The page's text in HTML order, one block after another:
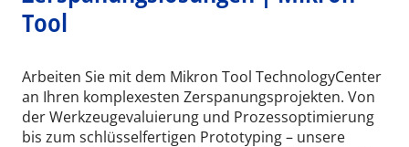
Tool
Arbeiten Sie mit dem Mikron Tool TechnologyCenter
an Ihren komplexesten Zerspanungsprojekten. Von
der Werkzeugevaluierung und Prozessoptimierung
bis zum schlüsselfertigen Prototyping – unsere